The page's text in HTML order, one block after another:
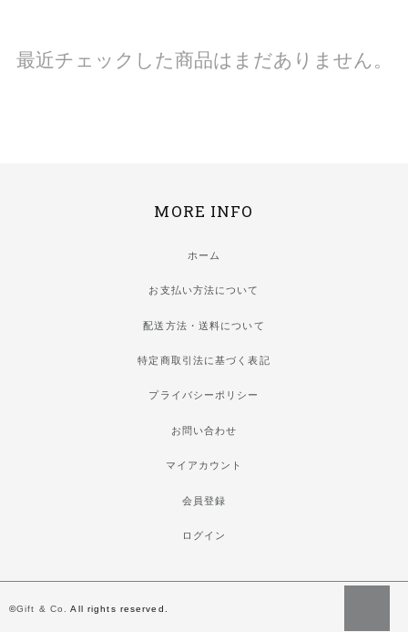
最近チェックした商品はまだありません。
MORE INFO
ホーム
お支払い方法について
配送方法・送料について
特定商取引法に基づく表記
プライバシーポリシー
お問い合わせ
マイアカウント
会員登録
ログイン
©Gift & Co. All rights reserved.